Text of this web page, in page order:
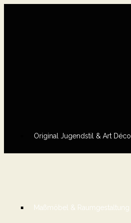
Original Jugendstil & Art Déco
Maßmöbel & Raumgestaltung